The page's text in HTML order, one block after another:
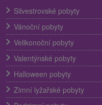
Silvestrovské pobyty
Vánoční pobyty
Velikonoční pobyty
Valentýnské pobyty
Halloween pobyty
Zimní lyžařské pobyty